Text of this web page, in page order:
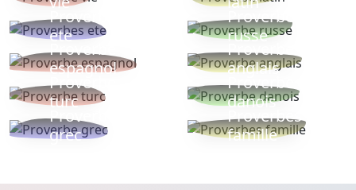
Proverbes
ete
Proverbe
russe
Proverbe
espagnol
Proverbe
anglais
Proverbe
turc
Proverbe
danois
Proverbe
grec
Proverbes
famille